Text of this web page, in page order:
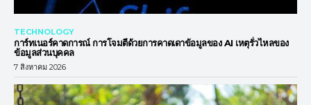
TECHNOLOGY
การ์ทเนอร์คาดการณ์ การโจมตีด้วยการคาดเดาข้อมูลของ AI เหตุรั่วไหลของ
ข้อมูลส่วนบุคคล
7 สิงหาคม 2026